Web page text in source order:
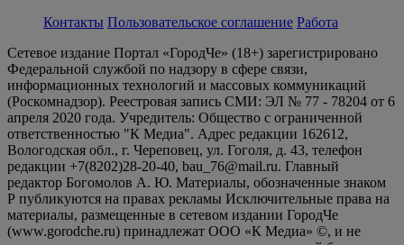
Контакты Пользовательское соглашение Работа
Сетевое издание Портал «ГородЧе» (18+) зарегистрировано
Федеральной службой по надзору в сфере связи,
информационных технологий и массовых коммуникаций
(Роскомнадзор). Реестровая запись СМИ: ЭЛ № 77 - 78204 от 6
апреля 2020 года. Учредитель: Общество с ограниченной
ответственностью "К Медиа". Адрес редакции 162612,
Вологодская обл., г. Череповец, ул. Гоголя, д. 43, телефон
редакции +7(8202)28-20-40, bau_76@mail.ru. Главный
редактор Богомолов А. Ю. Материалы, обозначенные знаком
Р публикуются на правах рекламы Исключительные права на
материалы, размещенные в сетевом издании ГородЧе
(www.gorodche.ru) принадлежат ООО «К Медиа» ©, и не